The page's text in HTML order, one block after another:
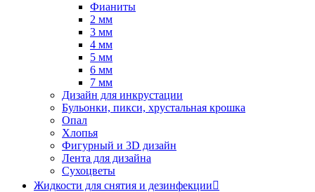
Фианиты
2 мм
3 мм
4 мм
5 мм
6 мм
7 мм
Дизайн для инкрустации
Бульонки, пикси, хрустальная крошка
Опал
Хлопья
Фигурный и 3D дизайн
Лента для дизайна
Сухоцветы
Жидкости для снятия и дезинфекции